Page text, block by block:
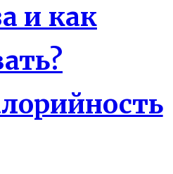
и как